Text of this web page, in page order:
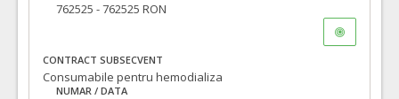
762525 - 762525 RON
CONTRACT SUBSECVENT
Consumabile pentru hemodializa
NUMAR / DATA